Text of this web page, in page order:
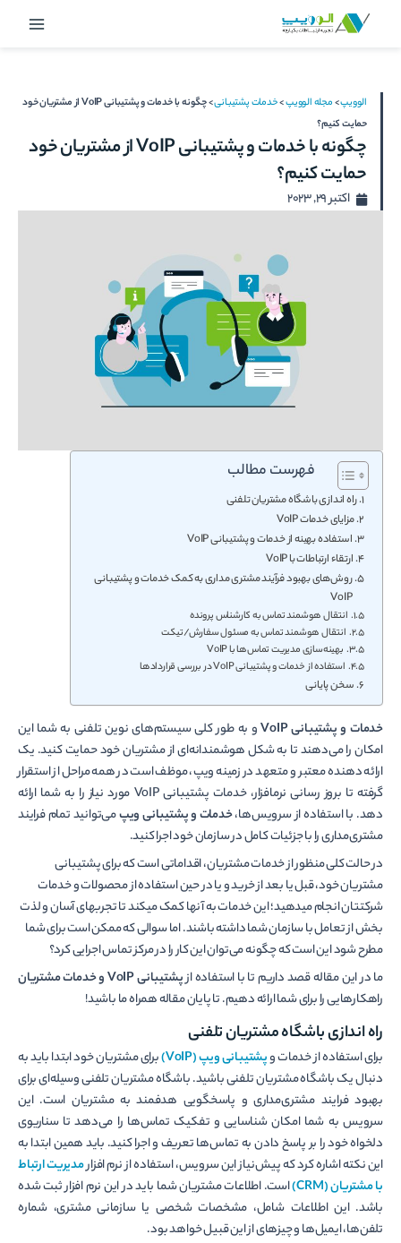
Main
الوویپ>مجله الوویپ>خدمات پشتیبانی>
چگونه با خدمات و پشتیبانی VoIP از مشتریان خود
حمایت کنیم؟
چگونه با خدمات و پشتیبانی VoIP از مشتریان خود
حمایت کنیم؟
اکتبر 29, 2023
فهرست مطالب
راه اندازی باشگاه مشتریان تلفنی
مزایای خدمات VoIP
استفاده بهینه از خدمات و پشتیبانی VoIP
ارتقاء ارتباطات با VoIP
روش‌های بهبود فرآیند مشتری مداری به کمک خدمات و پشتیبانی
VoIP
انتقال هوشمند تماس به کارشناس پرونده
انتقال هوشمند تماس به مسئول سفارش/تیکت
بهینه­‌سازی مدیریت تماس‌ها با VoIP
استفاده از خدمات و پشتیبانی VoIP در بررسی قراردادها
سخن پایانی
خدمات و پشتیبانی VoIP
و به طور کلی سیستم‌های نوین تلفنی به شما این
امکان را می‌دهند تا به شکل هوشمندانه‌ای از مشتریان خود حمایت کنید. یک
ارائه دهنده معتبر و متعهد در زمینه ویپ، موظف است در همه مراحل از استقرار
گرفته تا بروز رسانی نرم­افزار، خدمات پشتیبانی VoIP مورد نیاز را به شما ارائه
دهد. با استفاده از سرویس‌ها،خدمات و پشتیبانی ویپمی‌توانید تمام فرایند
مشتری‌مداری را با جزئیات کامل در سازمان خود اجرا کنید.
در حالت کلی منظور از خدمات مشتریان، اقداماتی است که برای پشتیبانی
مشتریان خود، قبل یا بعد از خرید و یا در حین استفاده از محصولات و خدمات
شرکتتان انجام می­دهید؛ این خدمات به آن­ها کمک می­کند تا تجربه­ای آسان و لذت
بخش از تعامل با سازمان شما داشته باشند. اما سوالی که ممکن است برای شما
مطرح شود این است که چگونه می‌توان این کار را در مرکز تماس اجرایی کرد؟
ما در این مقاله قصد داریم تا با استفاده ازپشتیبانی VoIP و خدمات مشتریان
راهکارهایی را برای شما ارائه دهیم. تا پایان مقاله همراه ما باشید!
راه اندازی باشگاه مشتریان تلفنی
برای استفاده از خدمات وپشتیبانی ویپ (VoIP)
برای مشتریان خود ابتدا باید به
دنبال یک باشگاه مشتریان تلفنی باشید. باشگاه مشتریان تلفنی وسیله‌ای برای
بهبود فرایند مشتری‌مداری و پاسخگویی هدفمند به مشتریان است. این
سرویس به شما امکان شناسایی و تفکیک تماس‌ها را می‌دهد تا سناریوی
دلخواه خود را بر پاسخ دادن به تماس‌ها تعریف و اجرا کنید. باید همین ابتدا به
این نکته اشاره کرد که پیش‌نیاز این سرویس، استفاده از نرم افزارمدیریت ارتباط
با مشتریان (CRM)
است. اطلاعات مشتریان شما باید در این نرم افزار ثبت شده
باشد. این اطلاعات شامل، مشخصات شخصی یا سازمانی مشتری، شماره
تلفن‌ها، ایمیل‌ها و چیزهای از این قبیل خواهد بود.